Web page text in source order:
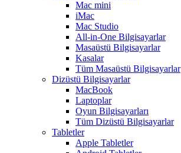
Mac mini
iMac
Mac Studio
All-in-One Bilgisayarlar
Masaüstü Bilgisayarlar
Kasalar
Tüm Masaüstü Bilgisayarlar
Dizüstü Bilgisayarlar
MacBook
Laptoplar
Oyun Bilgisayarları
Tüm Dizüstü Bilgisayarlar
Tabletler
Apple Tabletler